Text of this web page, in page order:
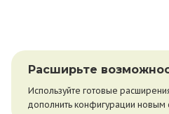
Расширьте
Используйте готовые
дополнить конфигурации